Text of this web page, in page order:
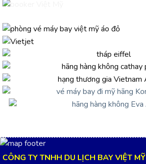
CÔNG TY TNHH DU LỊCH BAY VIỆT MỸ